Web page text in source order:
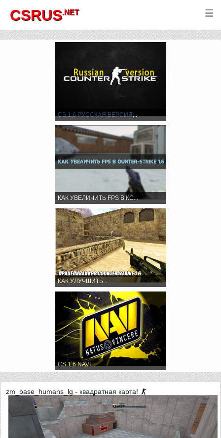
CSRUS.NET ☰
CS 1.6РУССКАЯ ВЕРСИЯ...
КАК УВЕЛИЧИТЬ FPS В КС...
КАК УЛУЧШИТЬ...
CS 1.6 NAVI...
zm_base_humans_lg - квадратная карта!